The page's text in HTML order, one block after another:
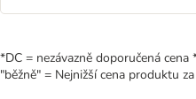
*DC = nezávazně doporučená cena
"běžně" = Nejnižší cena produktu